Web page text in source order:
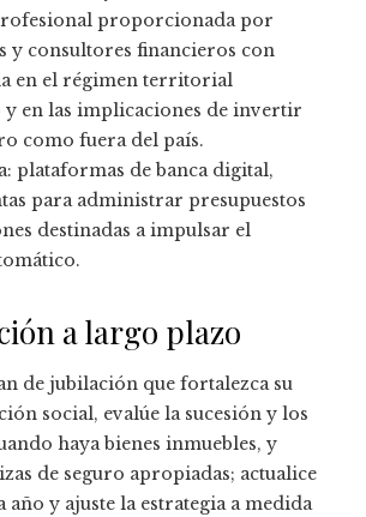
proporcionada por
y consultores financieros con
en el régimen territorial
y en las implicaciones de invertir
como fuera del país.
plataformas de banca digital,
para administrar presupuestos
destinadas a impulsar el
a largo plazo
de jubilación que fortalezca su
social, evalúe la sucesión y los
haya bienes inmuebles, y
de seguro apropiadas; actualice
año y ajuste la estrategia a medida